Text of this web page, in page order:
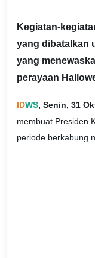
Kegiatan-
yang dibatalkan
yang
perayaan
IDWS, Senin, 31
membuat Presiden
periode berkabung